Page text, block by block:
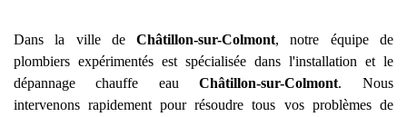
Dans la ville de Châtillon-sur-Colmont, notre équipe de
plombiers expérimentés est spécialisée dans l'installation et le
dépannage chauffe eauChâtillon-sur-Colmont. Nous
intervenons rapidement pour résoudre tous vos problèmes de